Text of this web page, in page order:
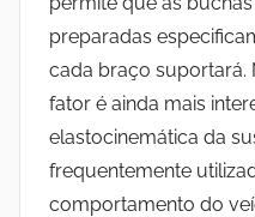
preparadas
cada braço suportará.
fator é ainda mais
elastocinemática da
frequentemente
comportamento do